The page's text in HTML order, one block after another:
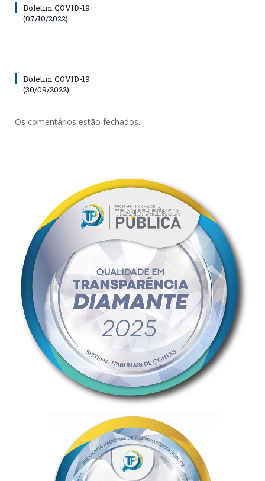
Boletim COVID-19
(07/10/2022)
Boletim COVID-19
(30/09/2022)
Os comentários estão fechados.